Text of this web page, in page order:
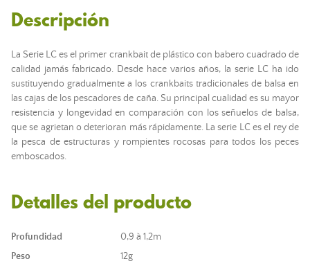
Descripción
La Serie LC es el primer crankbait de plástico con babero cuadrado de
calidad jamás fabricado. Desde hace varios años, la serie LC ha ido
sustituyendo gradualmente a los crankbaits tradicionales de balsa en
las cajas de los pescadores de caña. Su principal cualidad es su mayor
resistencia y longevidad en comparación con los señuelos de balsa,
que se agrietan o deterioran más rápidamente. La serie LC es el rey de
la pesca de estructuras y rompientes rocosas para todos los peces
emboscados.
Detalles del producto
Profundidad
0,9 à 1,2m
Peso
12g